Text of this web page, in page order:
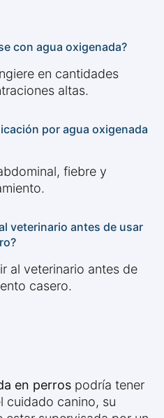
con agua oxigenada?
en cantidades
altas.
por agua oxigenada
fiebre y
veterinario antes de usar
al veterinario antes de
casero.
en perros podría tener
cuidado canino, su